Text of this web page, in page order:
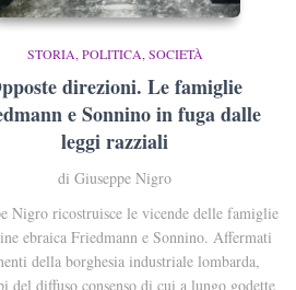
STORIA, POLITICA, SOCIETÀ
direzioni. Le famiglie
e Sonnino in fuga dalle
leggi razziali
di Giuseppe Nigro
Nigro ricostruisce le vicende delle famiglie
ebraica Friedmann e Sonnino. Affermati
della borghesia industriale lombarda,
del diffuso consenso di cui a lungo godette